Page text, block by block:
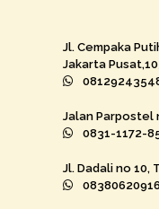
Jl. Cempaka
Jakarta
Jalan Parpostel
0831-1172-
Jl. Dadali no 10,